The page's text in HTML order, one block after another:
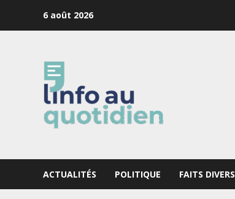
6 août 2026
ACTUALITÉS POLITIQUE FAITS DIVERS